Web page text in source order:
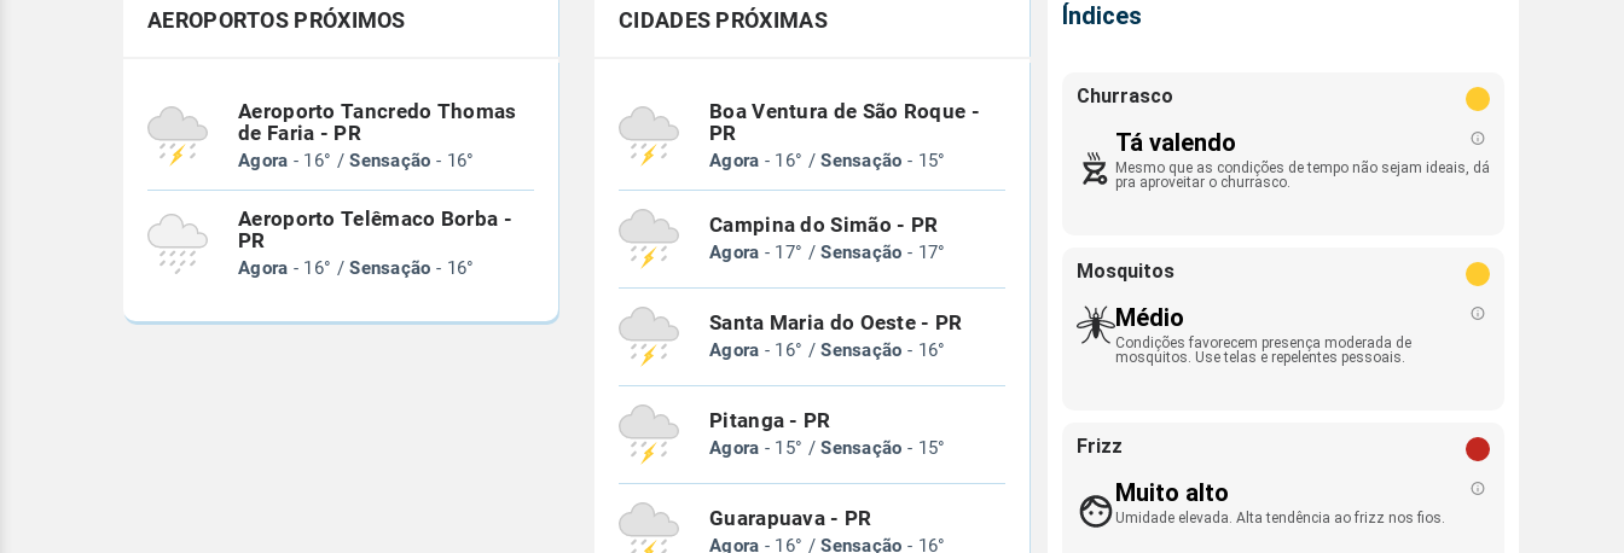
AEROPORTOS PRÓXIMOS
Aeroporto Tancredo Thomas
de Faria - PR
Agora - 16° /Sensação - 16°
Aeroporto Telêmaco Borba -
PR
Agora - 16° /Sensação - 16°
CIDADES PRÓXIMAS
Boa Ventura de São Roque -
PR
Agora - 16° /Sensação - 15°
Campina do Simão - PR
Agora - 17° /Sensação - 17°
Santa Maria do Oeste - PR
Agora - 16° /Sensação - 16°
Pitanga - PR
Agora - 15° /Sensação - 15°
Guarapuava - PR
Agora - 16° /Sensação - 16°
Índices
Churrasco
Tá valendo
Mesmo que as condições de tempo não sejam ideais, dá
pra aproveitar o churrasco.
Mosquitos
Médio
Condições favorecem presença moderada de
mosquitos. Use telas e repelentes pessoais.
Frizz
Muito alto
Umidade elevada. Alta tendência ao frizz nos fios.